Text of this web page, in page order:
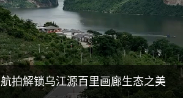
航拍解锁乌江源百里画廊生态之美